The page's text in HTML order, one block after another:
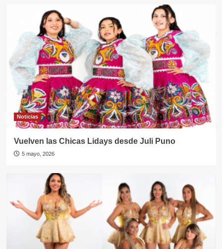
Noticias
Vuelven las Chicas Lidays desde Juli Puno
5 mayo, 2026